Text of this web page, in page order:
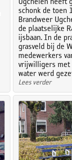
Ugchelen heeft
schonk de toen
Brandweer
de plaatselijke
ijsbaan. In de
grasveld bij de
medewerkers
vrijwilligers met
water werd
Lees verder